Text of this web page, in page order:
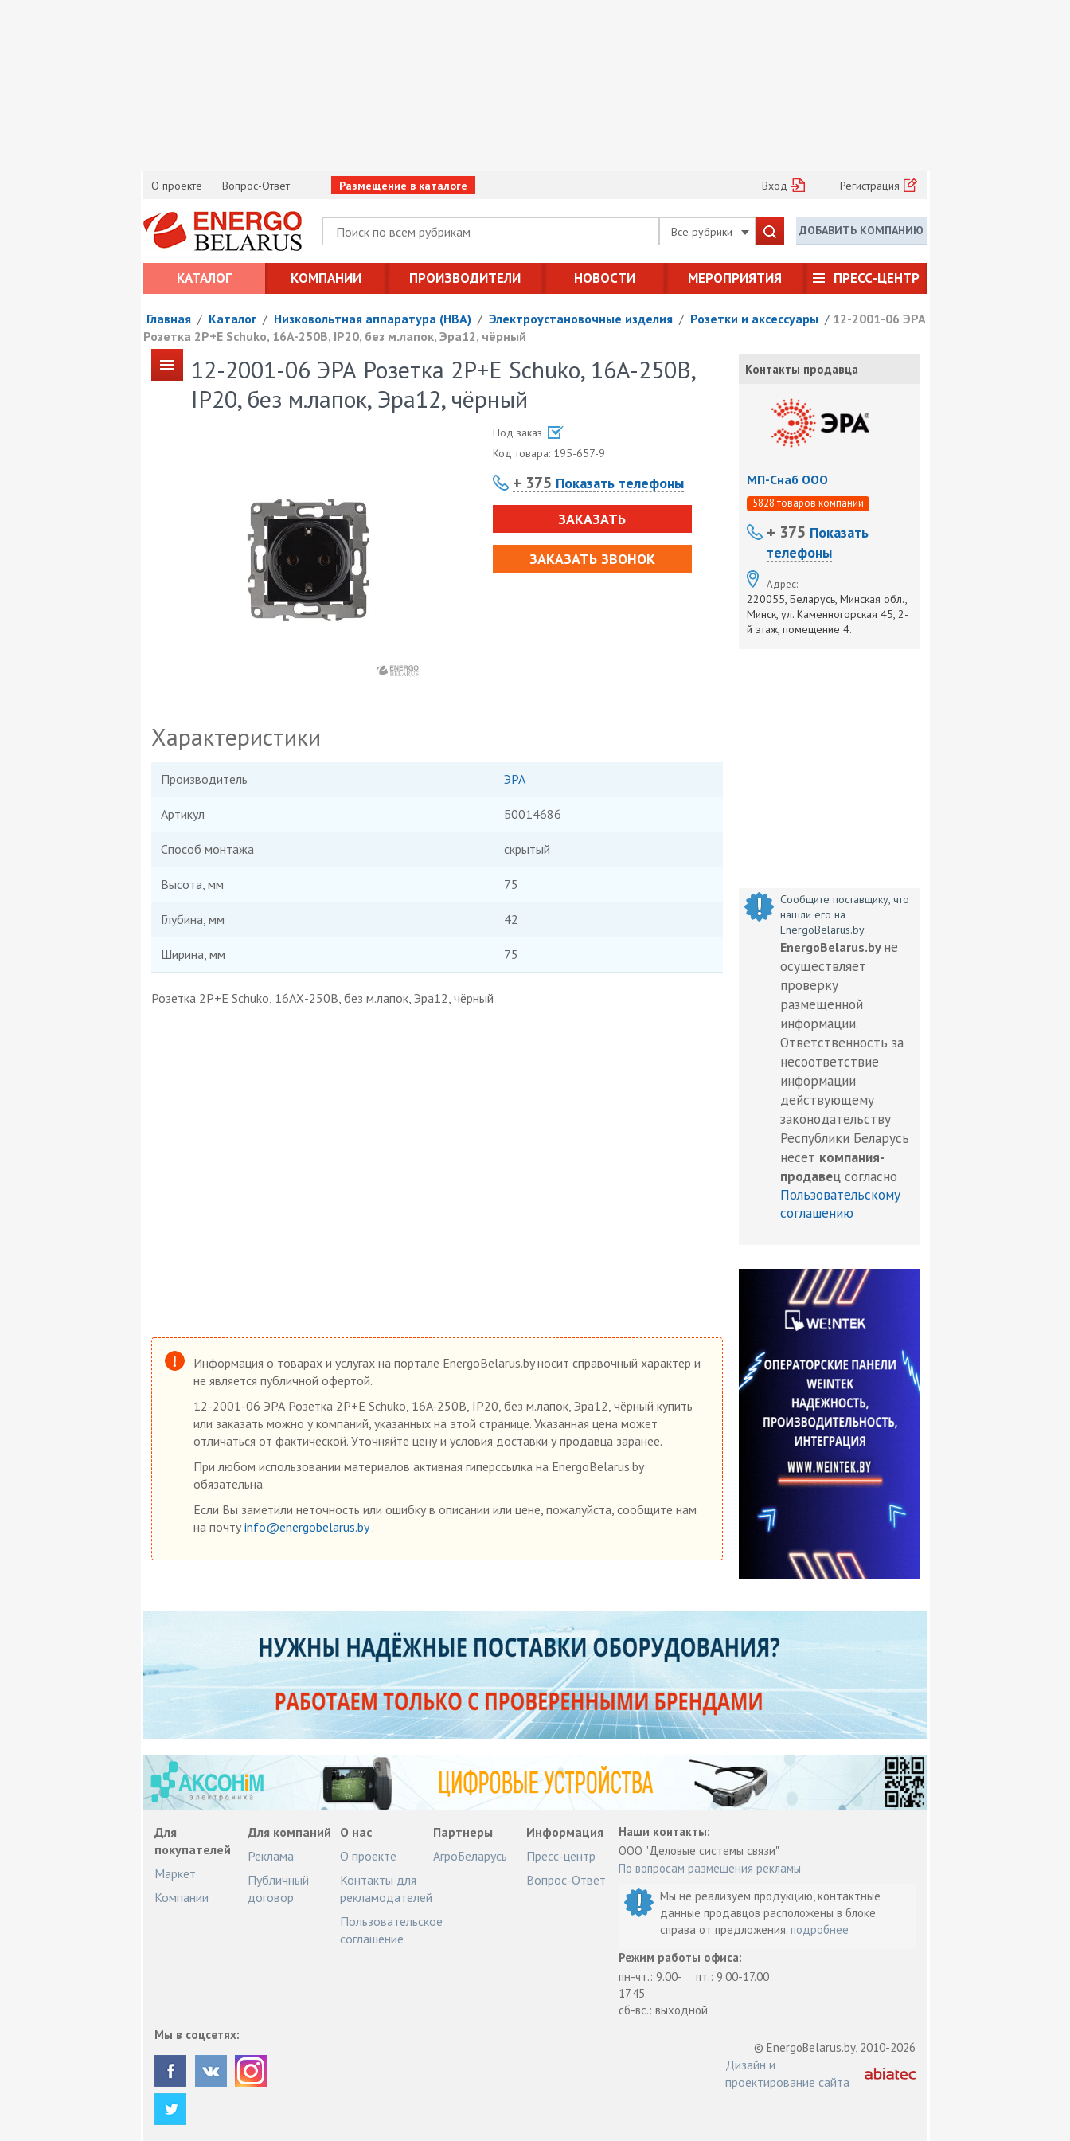
О проекте Вопрос-Ответ Размещение в каталоге Вход Регистрация
Все рубрики ДОБАВИТЬ КОМПАНИЮ
КАТАЛОГ КОМПАНИИ ПРОИЗВОДИТЕЛИ НОВОСТИ МЕРОПРИЯТИЯ ПРЕСС-ЦЕНТР
Главная / Каталог / Низковольтная аппаратура (НВА) / Электроустановочные изделия / Розетки и аксессуары / 12-2001-06 ЭРА
Розетка 2P+E Schuko, 16A-250В, IP20, без м.лапок, Эра12, чёрный
12-2001-06 ЭРА Розетка 2P+E Schuko, 16A-250В,
IP20, без м.лапок, Эра12, чёрный
Под заказ
Код товара: 195-657-9
+ 375 Показать телефоны
ЗАКАЗАТЬ
ЗАКАЗАТЬ ЗВОНОК
Характеристики
Производитель ЭРА
Артикул Б0014686
Способ монтажа скрытый
Высота, мм 75
Глубина, мм 42
Ширина, мм 75
Розетка 2P+E Schuko, 16АХ-250В, без м.лапок, Эра12, чёрный
Контакты продавца
МП-Снаб ООО
5828 товаров компании
+ 375 Показать
телефоны
Адрес:
220055, Беларусь, Минская обл.,
Минск, ул. Каменногорская 45, 2-
й этаж, помещение 4.
Сообщите поставщику, что
нашли его на
EnergoBelarus.by
EnergoBelarus.by не
осуществляет
проверку
размещенной
информации.
Ответственность за
несоответствие
информации
действующему
законодательству
Республики Беларусь
несет компания-
продавец согласно
Пользовательскому
соглашению
Информация о товарах и услугах на портале EnergoBelarus.by носит справочный характер и
не является публичной офертой.
12-2001-06 ЭРА Розетка 2P+E Schuko, 16A-250В, IP20, без м.лапок, Эра12, чёрный купить
или заказать можно у компаний, указанных на этой странице. Указанная цена может
отличаться от фактической. Уточняйте цену и условия доставки у продавца заранее.
При любом использовании материалов активная гиперссылка на EnergoBelarus.by
обязательна.
Если Вы заметили неточность или ошибку в описании или цене, пожалуйста, сообщите нам
на почту info@energobelarus.by.
Для
покупателей
Маркет
Компании
Для компаний
Реклама
Публичный
договор
О нас
О проекте
Контакты для
рекламодателей
Пользовательское
соглашение
Партнеры
АгроБеларусь
Информация
Пресс-центр
Вопрос-Ответ
Наши контакты:
ООО "Деловые системы связи"
По вопросам размещения рекламы
Мы не реализуем продукцию, контактные
данные продавцов расположены в блоке
справа от предложения.подробнее
Режим работы офиса:
пн-чт.: 9.00-
17.45
пт.: 9.00-17.00
сб-вс.: выходной
Мы в соцсетях:
© EnergoBelarus.by, 2010-2026
Дизайн и
проектирование сайта